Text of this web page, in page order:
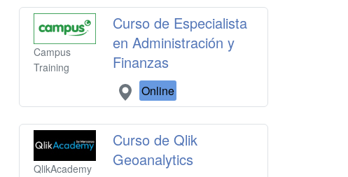
Campus
Training
Curso de Especialista
en Administración y
Finanzas
Online
QlikAcademy
Curso de Qlik
Geoanalytics